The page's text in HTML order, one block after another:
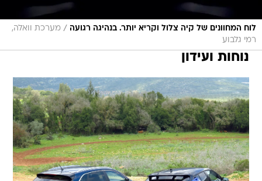
לוח המחוונים של קיה צלול וקריא יותר. בנהיגה רגועה / מערכת וואלה,
רמי גלבוע
נוחות ועידון